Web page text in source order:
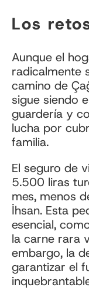
Los
Aunque el
radicalmente
camino de
sigue siendo
guardería y
lucha por
familia.
El seguro de
5.500 liras
mes, menos
İhsan. Esta
esencial,
la carne rara
embargo, la
garantizar el